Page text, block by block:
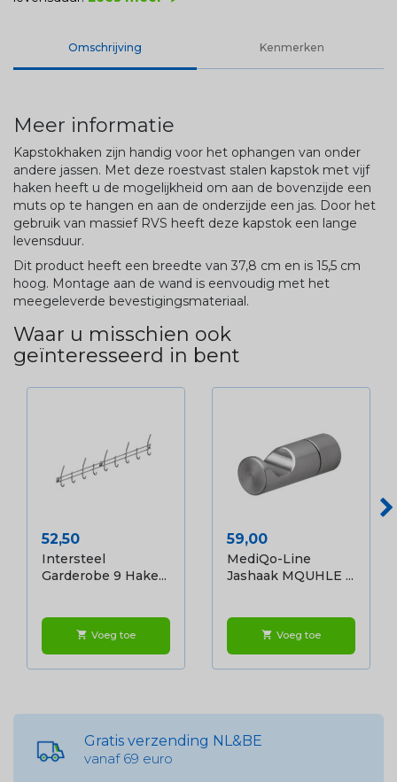
Omschrijving Kenmerken
Meer informatie
Kapstokhaken zijn handig voor het ophangen van onder
andere jassen. Met deze roestvast stalen kapstok met vijf
haken heeft u de mogelijkheid om aan de bovenzijde een
muts op te hangen en aan de onderzijde een jas. Door het
gebruik van massief RVS heeft deze kapstok een lange
levensduur.
Dit product heeft een breedte van 37,8 cm en is 15,5 cm
hoog. Montage aan de wand is eenvoudig met het
meegeleverde bevestigingsmateriaal.
Waar u misschien ook
geïnteresseerd in bent
Prijs
52,50
Intersteel
Garderobe 9 Hake...
shopping_cart Voeg toe
Prijs
59,00
MediQo-Line
Jashaak MQUHLE ...
shopping_cart Voeg toe
Gratis verzending NL&BE
vanaf 69 euro